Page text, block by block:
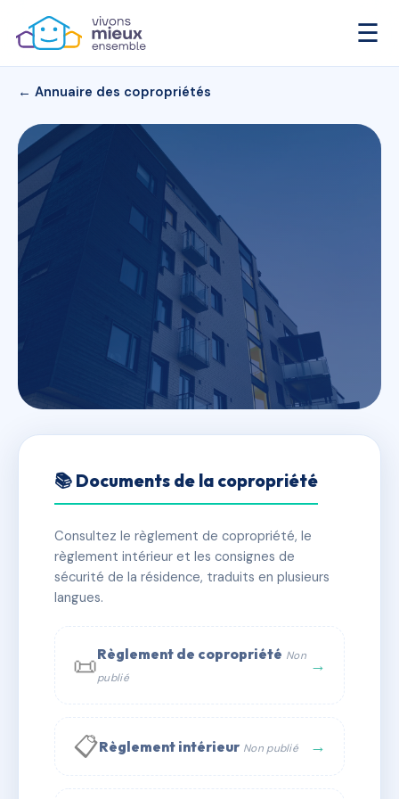
☰
← Annuaire des copropriétés
221 RES. SAINT BERNARD
✓ Immatriculée 🏠 11 lots 🏗 1 bâtiment(s)
📞 Contacter Syndic Digital
📚 Documents de la copropriété
Consultez le règlement de copropriété, le
règlement intérieur et les consignes de
sécurité de la résidence, traduits en plusieurs
langues.
📜Règlement de copropriété Non
publié
→
📋Règlement intérieur Non publié →